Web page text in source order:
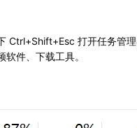
Ctrl+Shift+Esc 打开任务管
件、下载工具。